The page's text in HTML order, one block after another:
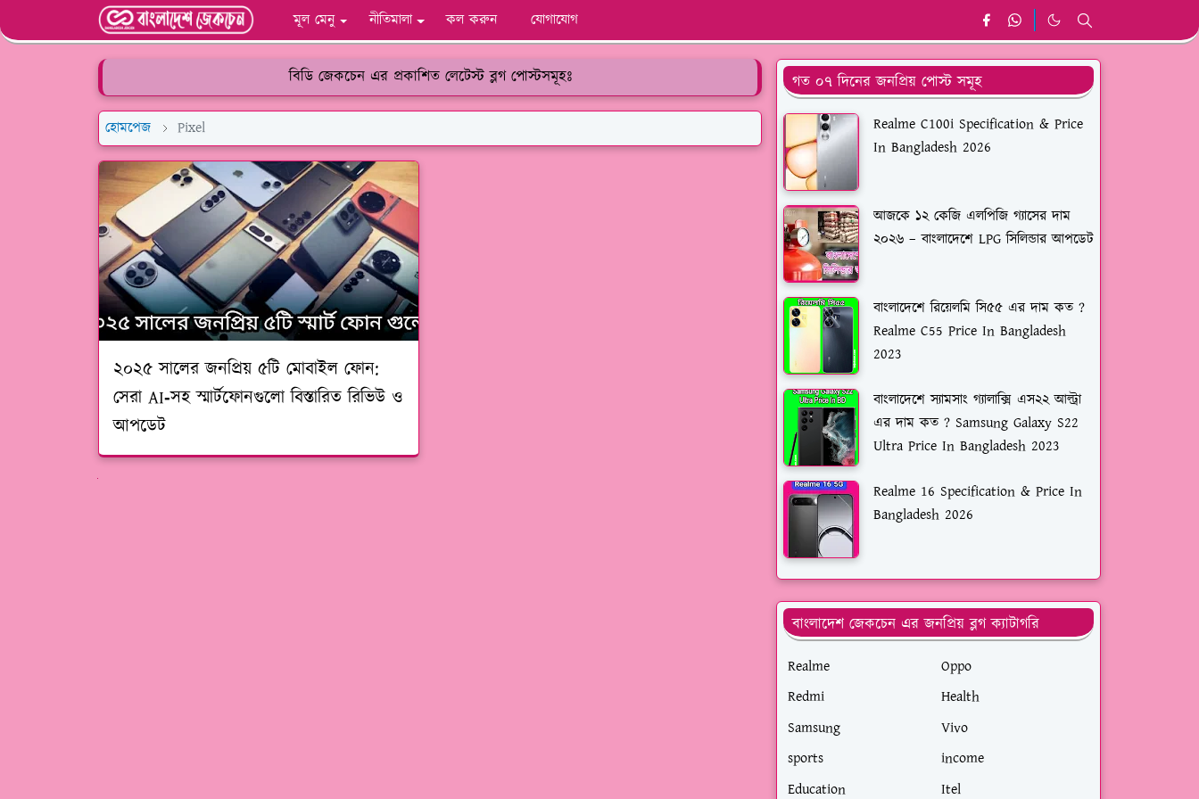
মূল মেনু নীতিমালা কল করুন যোগাযোগ
বিডি জেকচেন এর প্রকাশিত লেটেস্ট ব্লগ পোস্টসমূহঃ
হোমপেজ Pixel
২০২৫ সালের জনপ্রিয় ৫টি মোবাইল ফোন:
সেরা AI‑সহ স্মার্টফোনগুলো বিস্তারিত রিভিউ ও
আপডেট
গত ০৭ দিনের জনপ্রিয় পোস্ট সমূহ
Realme C100i Specification & Price
In Bangladesh 2026
আজকে ১২ কেজি এলপিজি গ্যাসের দাম
২০২৬ – বাংলাদেশে LPG সিলিন্ডার আপডেট
বাংলাদেশে রিয়েলমি সি৫৫ এর দাম কত ?
Realme C55 Price In Bangladesh
2023
বাংলাদেশে স্যামসাং গ্যালাক্সি এস২২ আল্ট্রা
এর দাম কত ? Samsung Galaxy S22
Ultra Price In Bangladesh 2023
Realme 16 Specification & Price In
Bangladesh 2026
বাংলাদেশ জেকচেন এর জনপ্রিয় ব্লগ ক্যাটাগরি
Realme
Oppo
Redmi
Health
Samsung
Vivo
sports
income
Education
Itel